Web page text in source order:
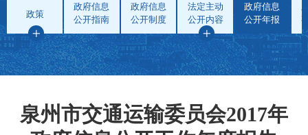
政策
政府信息
公开指南
政府信息
公开制度
法定主动
公开内容
政府信息
公开年报
泉州市交通运输委员会2017年